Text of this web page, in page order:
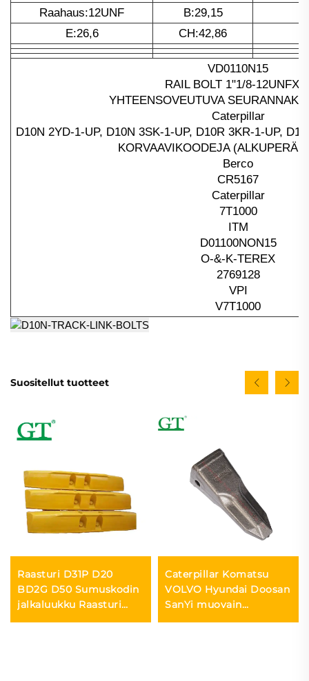
Raahaus:12UNF
B:29,15
E:26,6
CH:42,86
VD0110N15
RAIL BOLT 1"1/8-
YHTEENSOVEUTUVA
Caterpillar
D10N 2YD-1-UP, D10N 3SK-1-UP, D10R 3KR-1-UP,
KORVAAVIKOODEJA
Berco
CR5167
Caterpillar
7T1000
ITM
D01100NON15
O-&-K-TEREX
2769128
VPI
V7T1000
Suositellut tuotteet
Raasturi D31P D20
BD2G D50 Sumuskodin
jalkaluukku Raasturi
Grouser-ketju
Caterpillar Komatsu
VOLVO Hyundai Doosan
SanYi muovain
kaivinhammas